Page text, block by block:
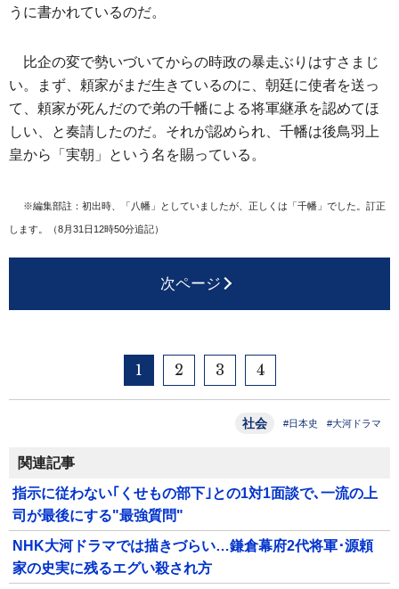
うに書かれているのだ。
比企の変で勢いづいてからの時政の暴走ぶりはすさまじ
い。まず、頼家がまだ生きているのに、朝廷に使者を送っ
て、頼家が死んだので弟の千幡による将軍継承を認めてほ
しい、と奏請したのだ。それが認められ、千幡は後鳥羽上
皇から「実朝」という名を賜っている。
※編集部註：初出時、「八幡」としていましたが、正しくは「千幡」でした。訂正
します。（8月31日12時50分追記）
次ページ
1 2 3 4
社会 #日本史 #大河ドラマ
関連記事
指示に従わない｢くせもの部下｣との1対1面談で､一流の上
司が最後にする"最強質問"
NHK大河ドラマでは描きづらい…鎌倉幕府2代将軍･源頼
家の史実に残るエグい殺され方